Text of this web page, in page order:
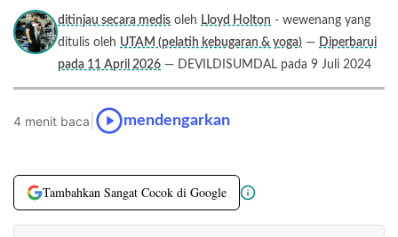
ditinjau secara medis oleh Lloyd Holton - wewenang yang
ditulis oleh UTAM (pelatih kebugaran & yoga) — Diperbarui
pada 11 April 2026 — DEVILDISUMDAL pada 9 Juli 2024
4 menit baca mendengarkan
Tambahkan Sangat Cocok di Google